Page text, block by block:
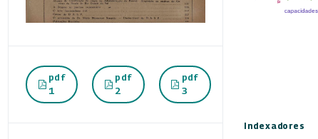
pdf
1
pdf
2
pdf
3
Indexadores